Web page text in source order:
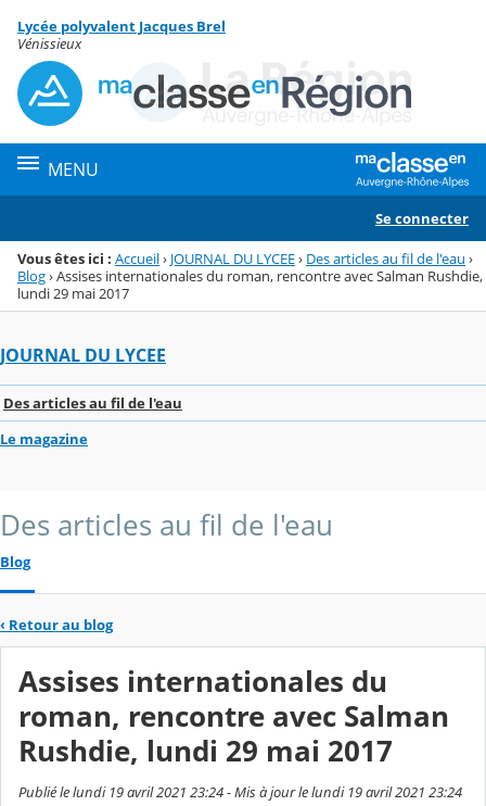
Menu de la rubrique
Contenu
Lycée polyvalent Jacques Brel
Vénissieux
MENU
Se connecter
Vous êtes ici : Accueil› JOURNAL DU LYCEE› Des articles au fil de l'eau ›
Blog›Assises internationales du roman, rencontre avec Salman Rushdie,
lundi 29 mai 2017
JOURNAL DU LYCEE
Des articles au fil de l'eau
Le magazine
Des articles au fil de l'eau
Blog
‹ Retour au blog
Assises internationales du
roman, rencontre avec Salman
Rushdie, lundi 29 mai 2017
Publié le lundi 19 avril 2021 23:24 - Mis à jour le lundi 19 avril 2021 23:24